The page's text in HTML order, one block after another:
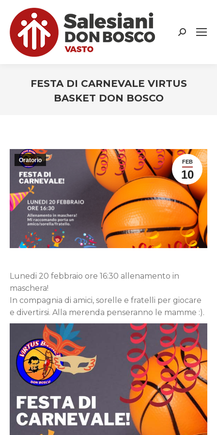
Search:
FESTA DI CARNEVALE VIRTUS
BASKET DON BOSCO
FEB
10
Oratorio
Lunedi 20 febbraio ore 16:30 allenamento in
maschera!
In compagnia di amici, sorelle e fratelli per giocare
e divertirsi. Alla merenda penseranno le mamme :).